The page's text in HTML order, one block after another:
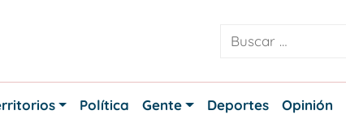
Política Gente Deportes Opinión